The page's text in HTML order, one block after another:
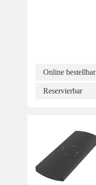
Online bestellbar
Reservierbar